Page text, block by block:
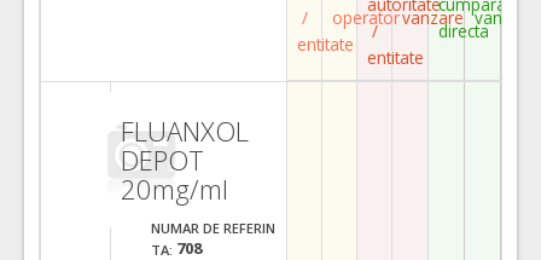
/
entitate
operator
/
entitate
vanzare
directa
vanzare
FLUANXOL
DEPOT
20mg/ml
NUMAR DE REFERIN
TA: 708